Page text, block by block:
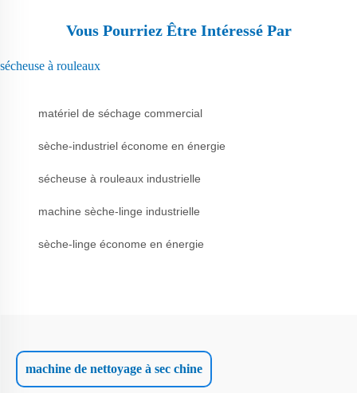
Vous Pourriez Être Intéressé Par
sécheuse à rouleaux
matériel de séchage commercial
sèche-industriel économe en énergie
sécheuse à rouleaux industrielle
machine sèche-linge industrielle
sèche-linge économe en énergie
machine de nettoyage à sec chine